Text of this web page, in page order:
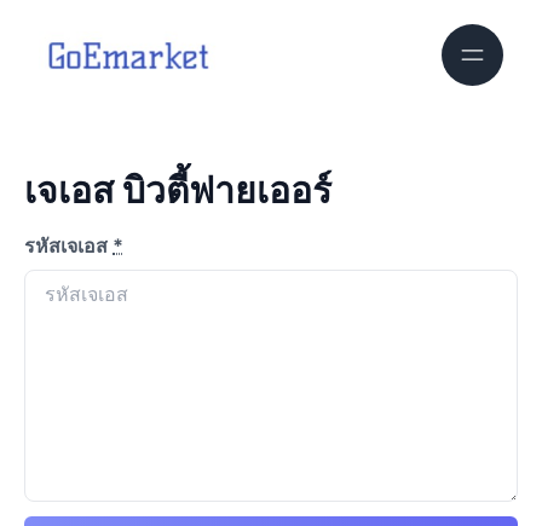
เจเอส บิวตี้ฟายเออร์
รหัสเจเอส *